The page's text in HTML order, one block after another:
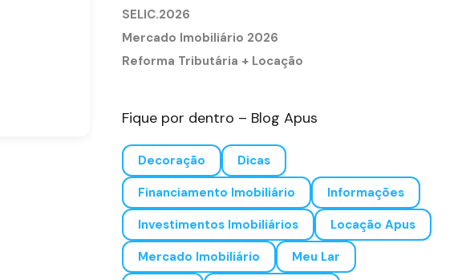
SELIC.2026
Mercado Imobiliário 2026
Reforma Tributária + Locação
Fique por dentro – Blog Apus
Decoração
Dicas
Financiamento Imobiliário
Informações
Investimentos Imobiliários
Locação Apus
Mercado Imobiliário
Meu Lar